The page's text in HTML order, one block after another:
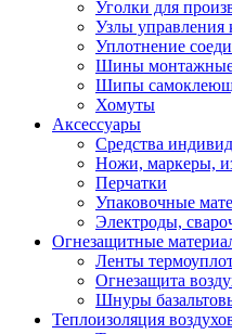
Уголки для
Узлы управления
Уплотнение
Шины
Шипы
Хомуты
Аксессуары
Средства
Ножи, маркеры,
Перчатки
Упаковочные
Электроды,
Огнезащитные
Ленты
Огнезащита
Шнуры
Теплоизоляция